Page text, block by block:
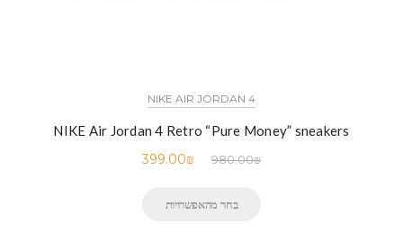
NIKE AIR JORDAN 4
NIKE Air Jordan 4 Retro “Pure Money” sneakers
980.00₪
399.00₪
בחר מהאפשרויות